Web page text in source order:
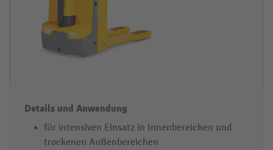
für intensiven Einsatz in Innenbereichen und
trockenen Außenbereichen